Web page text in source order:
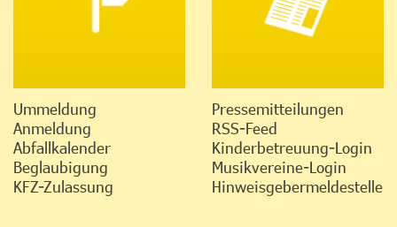
Ummeldung
Anmeldung
Abfallkalender
Beglaubigung
KFZ-Zulassung
Pressemitteilungen
RSS-Feed
Kinderbetreuung-Login
Musikvereine-Login
Hinweisgebermeldestelle